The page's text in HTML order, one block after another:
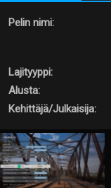
Pelin nimi:
Lajityyppi:
Alusta:
Kehittäjä/Julkaisija: